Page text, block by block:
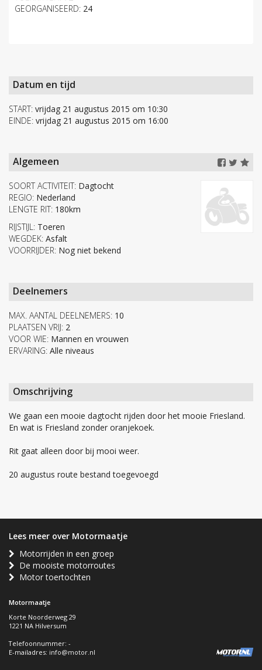
GEORGANISEERD: 24
Datum en tijd
START: vrijdag 21 augustus 2015 om 10:30
EINDE: vrijdag 21 augustus 2015 om 16:00
Algemeen
SOORT ACTIVITEIT: Dagtocht
REGIO: Nederland
LENGTE RIT: 180km
RIJSTIJL: Toeren
WEGDEK: Asfalt
VOORRIJDER: Nog niet bekend
Deelnemers
MAX. AANTAL DEELNEMERS: 10
PLAATSEN VRIJ: 2
VOOR WIE: Mannen en vrouwen
ERVARING: Alle niveaus
Omschrijving
We gaan een mooie dagtocht rijden door het mooie Friesland.
En wat is Friesland zonder oranjekoek.
Rit gaat alleen door bij mooi weer.
20 augustus route bestand toegevoegd
Lees meer over Motormaatje
Motorrijden in een groep
De mooiste motorroutes
Motor toertochten
Motormaatje
Korte Noorderweg 29
1221 NA Hilversum
Telefoonnummer: -
E-mailadres: info@motor.nl